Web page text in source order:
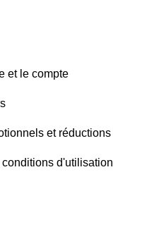
et le compte
et réductions
d'utilisation